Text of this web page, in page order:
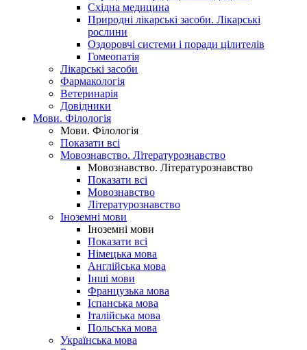
Східна медицина
Природні лікарські засоби. Лікарські
рослини
Оздоровчі системи і поради цілителів
Гомеопатія
Лікарські засоби
Фармакологія
Ветеринарія
Довідники
Мови. Філологія
Мови. Філологія
Показати всі
Мовознавство. Літературознавство
Мовознавство. Літературознавство
Показати всі
Мовознавство
Літературознавство
Іноземні мови
Іноземні мови
Показати всі
Німецька мова
Англійська мова
Інші мови
Французька мова
Іспанська мова
Італійська мова
Польська мова
Українська мова